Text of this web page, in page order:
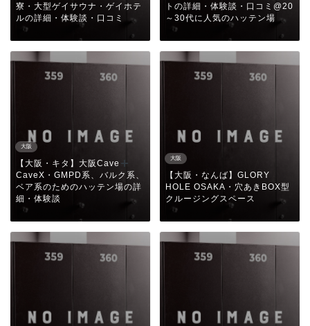
寮・大型ゲイサウナ・ゲイホテ
ルの詳細・体験談・口コミ
トの詳細・体験談・口コミ@20
～30代に人気のハッテン場
大阪
【大阪・キタ】大阪Cave
CaveX・GMPD系、バルク系、
ベア系のためのハッテン場の詳
細・体験談
大阪
【大阪・なんば】GLORY
HOLE OSAKA・穴あきBOX型
クルージングスペース